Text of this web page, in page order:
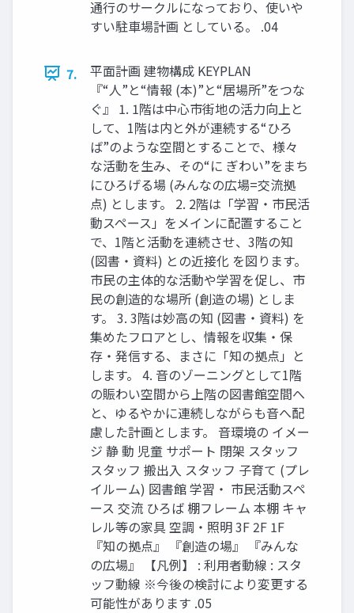
通行のサークルになっており、使いや
すい駐車場計画 としている。 .04
7.
平面計画 建物構成 KEYPLAN
『“人”と“情報 (本)”と“居場所”をつな
ぐ』 1. 1階は中心市街地の活力向上と
して、1階は内と外が連続する“ひろ
ば”のような空間とすることで、様々
な活動を生み、その“に ぎわい”をまち
にひろげる場 (みんなの広場=交流拠
点) とします。 2. 2階は「学習・市民活
動スペース」をメインに配置すること
で、1階と活動を連続させ、3階の知
(図書・資料) との近接化 を図ります。
市民の主体的な活動や学習を促し、市
民の創造的な場所 (創造の場) としま
す。 3. 3階は妙高の知 (図書・資料) を
集めたフロアとし、情報を収集・保
存・発信する、まさに「知の拠点」と
します。 4. 音のゾーニングとして1階
の賑わい空間から上階の図書館空間へ
と、ゆるやかに連続しながらも音へ配
慮した計画とします。 音環境の イメー
ジ 静 動 児童 サポート 閉架 スタッフ
スタッフ 搬出入 スタッフ 子育て (プレ
イルーム) 図書館 学習・ 市民活動スペ
ース 交流 ひろば 棚フレーム 本棚 キャ
レル等の家具 空調・照明 3F 2F 1F
『知の拠点』 『創造の場』 『みんな
の広場』 【凡例】 : 利用者動線 : スタ
ッフ動線 ※今後の検討により変更する
可能性があります .05